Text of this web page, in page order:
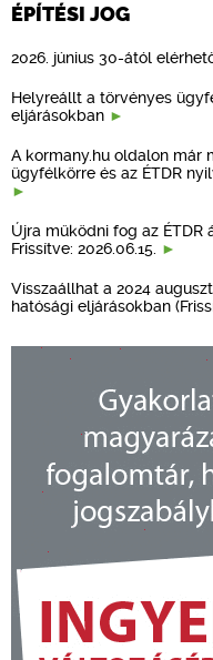
ÉPÍTÉSI JOG
2026. június 30-ától
Helyreállt a törvényes
eljárásokban
A kormany.hu oldalon már
ügyfélkörre és az ÉTDR
Újra működni fog az
Frissítve: 2026.06.15.
Visszaállhat a 2024
hatósági eljárásokban